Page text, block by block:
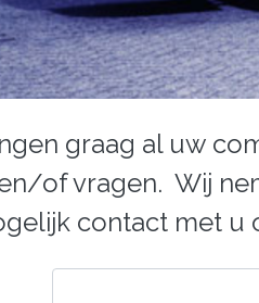
graag al uw
of vragen. Wij
contact met u